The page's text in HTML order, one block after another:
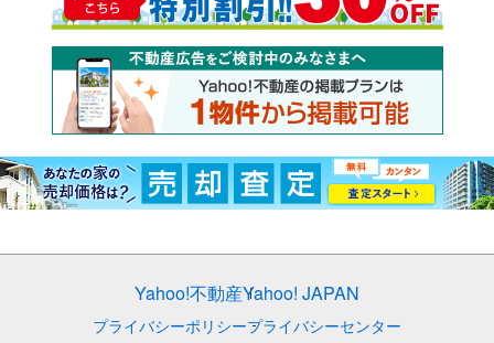
Yahoo!不動産Yahoo! JAPAN
プライバシーポリシープライバシーセンター